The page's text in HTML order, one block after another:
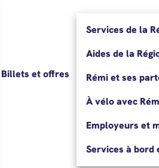
Billets et offres
Services de la
Aides de la
Rémi et ses
À vélo avec
Employeurs et
Services à bord